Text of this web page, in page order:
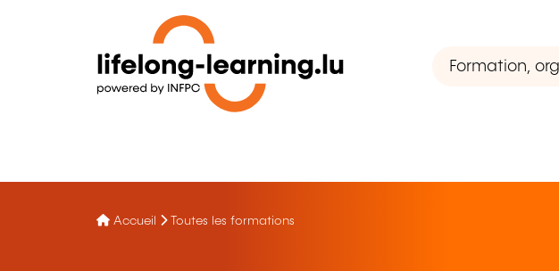
Accueil Toutes les formations